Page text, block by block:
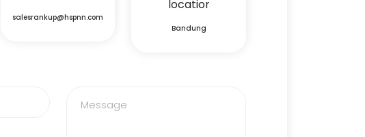
salesrankup@hspnn.com
Bandung